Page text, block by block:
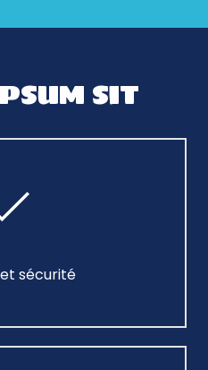
SIT
sécurité